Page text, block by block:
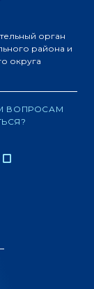
орган
района и
округа
ВОПРОСАМ